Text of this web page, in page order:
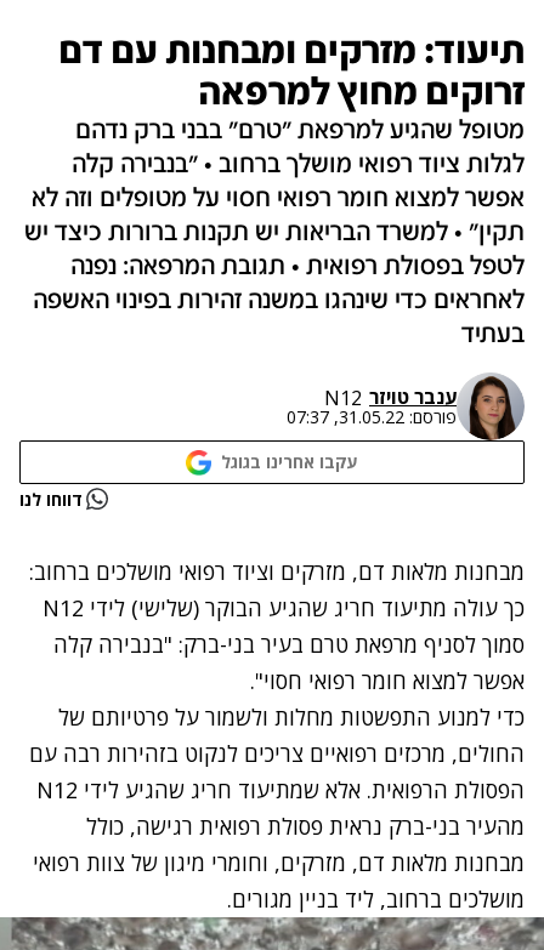
תיעוד: מזרקים ומבחנות עם דם
זרוקים מחוץ למרפאה
מטופל שהגיע למרפאת "טרם" בבני ברק נדהם
לגלות ציוד רפואי מושלך ברחוב • "בנבירה קלה
אפשר למצוא חומר רפואי חסוי על מטופלים וזה לא
תקין" • למשרד הבריאות יש תקנות ברורות כיצד יש
לטפל בפסולת רפואית • תגובת המרפאה: נפנה
לאחראים כדי שינהגו במשנה זהירות בפינוי האשפה
בעתיד
ענבר טויזר N12
פורסם: 31.05.22, 07:37
עקבו אחרינו בגוגל
נתקלנו בבעיה דווחו לנו
מבחנות מלאות דם, מזרקים וציוד רפואי מושלכים ברחוב:
כך עולה מתיעוד חריג שהגיע הבוקר (שלישי) לידי N12
סמוך לסניף מרפאת טרם בעיר בני-ברק: "בנבירה קלה
אפשר למצוא חומר רפואי חסוי".
כדי למנוע התפשטות מחלות ולשמור על פרטיותם של
החולים, מרכזים רפואיים צריכים לנקוט בזהירות רבה עם
הפסולת הרפואית. אלא שמתיעוד חריג שהגיע לידי N12
מהעיר בני-ברק נראית פסולת רפואית רגישה, כולל
מבחנות מלאות דם, מזרקים, וחומרי מיגון של צוות רפואי
מושלכים ברחוב, ליד בניין מגורים.